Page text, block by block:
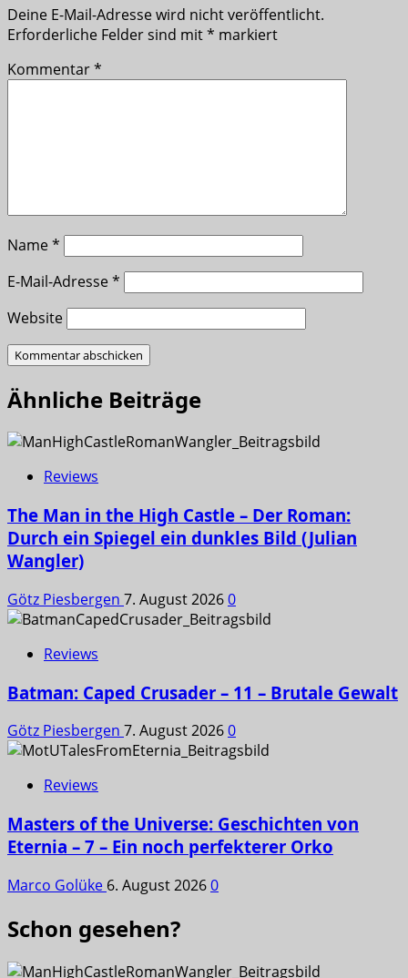
Deine E-Mail-Adresse wird nicht veröffentlicht.
Erforderliche Felder sind mit* markiert
Kommentar*
Name*
E-Mail-Adresse*
Website
Ähnliche Beiträge
Reviews
The Man in the High Castle – Der Roman:
Durch ein Spiegel ein dunkles Bild (Julian
Wangler)
Götz Piesbergen 7. August 20260
Reviews
Batman: Caped Crusader – 11 – Brutale Gewalt
Götz Piesbergen 7. August 20260
Reviews
Masters of the Universe: Geschichten von
Eternia – 7 – Ein noch perfekterer Orko
Marco Golüke 6. August 20260
Schon gesehen?